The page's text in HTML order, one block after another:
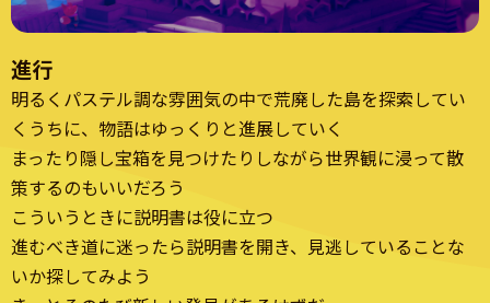
進行
明るくパステル調な雰囲気の中で荒廃した島を探索してい
くうちに、物語はゆっくりと進展していく
まったり隠し宝箱を見つけたりしながら世界観に浸って散
策するのもいいだろう
こういうときに説明書は役に立つ
進むべき道に迷ったら説明書を開き、見逃していることな
いか探してみよう